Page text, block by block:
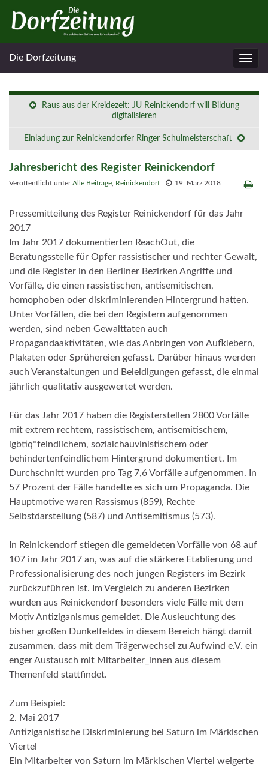
Die Dorfzeitung
Raus aus der Kreidezeit: JU Reinickendorf will Bildung
digitalisieren
Einladung zur Reinickendorfer Ringer Schulmeisterschaft
Jahresbericht des Register Reinickendorf
Veröffentlicht unterAlle Beiträge Reinickendorf 19. März 2018
Pressemitteilung des Register Reinickendorf für das Jahr
2017
Im Jahr 2017 dokumentierten ReachOut, die
Beratungsstelle für Opfer rassistischer und rechter Gewalt,
und die Register in den Berliner Bezirken Angriffe und
Vorfälle, die einen rassistischen, antisemitischen,
homophoben oder diskriminierenden Hintergrund hatten.
Unter Vorfällen, die bei den Registern aufgenommen
werden, sind neben Gewalttaten auch
Propagandaaktivitäten, wie das Anbringen von Aufklebern,
Plakaten oder Sprühereien gefasst. Darüber hinaus werden
auch Veranstaltungen und Beleidigungen gefasst, die einmal
jährlich qualitativ ausgewertet werden.
Für das Jahr 2017 haben die Registerstellen 2800 Vorfälle
mit extrem rechtem, rassistischem, antisemitischem,
lgbtiq*feindlichem, sozialchauvinistischem oder
behindertenfeindlichem Hintergrund dokumentiert. Im
Durchschnitt wurden pro Tag 7,6 Vorfälle aufgenommen. In
57 Prozent der Fälle handelte es sich um Propaganda. Die
Hauptmotive waren Rassismus (859), Rechte
Selbstdarstellung (587) und Antisemitismus (573).
In Reinickendorf stiegen die gemeldeten Vorfälle von 68 auf
107 im Jahr 2017 an, was auf die stärkere Etablierung und
Professionalisierung des noch jungen Registers im Bezirk
zurückzuführen ist. Im Vergleich zu anderen Bezirken
wurden aus Reinickendorf besonders viele Fälle mit dem
Motiv Antiziganismus gemeldet. Die Ausleuchtung des
bisher großen Dunkelfeldes in diesem Bereich hängt damit
zusammen, dass mit dem Trägerwechsel zu Aufwind e.V. ein
enger Austausch mit Mitarbeiter_innen aus diesem
Themenfeld stattfindet.
Zum Beispiel:
2. Mai 2017
Antiziganistische Diskriminierung bei Saturn im Märkischen
Viertel
Ein Mitarbeiter von Saturn im Märkischen Viertel weigerte